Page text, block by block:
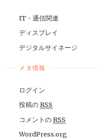
IT・通信関連
ディスプレイ
デジタルサイネージ
メタ情報
ログイン
投稿のRSS
コメントのRSS
WordPress.org